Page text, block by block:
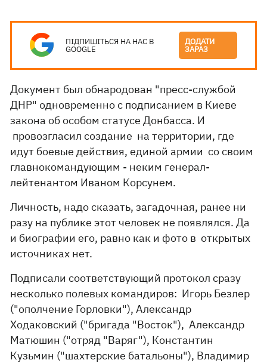
ПІДПИШІТЬСЯ НА НАС В
GOOGLE
ДОДАТИ
ЗАРАЗ
Документ был обнародован "пресс-службой
ДНР" одновременно с подписанием в Киеве
закона об особом статусе Донбасса. И
провозгласил создание на территории, где
идут боевые действия, единой армии со своим
главнокомандующим - неким генерал-
лейтенантом Иваном Корсунем.
Личность, надо сказать, загадочная, ранее ни
разу на публике этот человек не появлялся. Да
и биографии его, равно как и фото в открытых
источниках нет.
Подписали соответствующий протокол сразу
несколько полевых командиров: Игорь Безлер
("ополчение Горловки"), Александр
Ходаковский ("бригада "Восток"), Александр
Матюшин ("отряд "Варяг"), Константин
Кузьмин ("шахтерские батальоны"), Владимир